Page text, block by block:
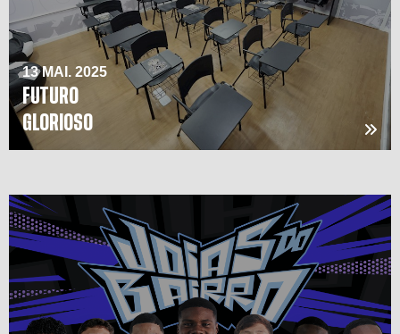
13 MAI. 2025
FUTURO
GLORIOSO